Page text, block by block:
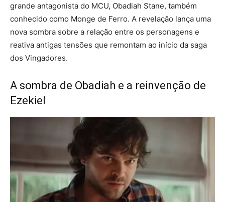
grande antagonista do MCU, Obadiah Stane, também
conhecido como Monge de Ferro. A revelação lança uma
nova sombra sobre a relação entre os personagens e
reativa antigas tensões que remontam ao início da saga
dos Vingadores.
A sombra de Obadiah e a reinvenção de
Ezekiel